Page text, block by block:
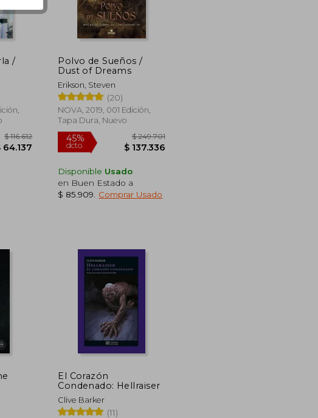
$ 249.701
$ 137.336
45%
dcto.
/
Polvo de Sueños /
Dust of Dreams
Erikson, Steven
(20)
NOVA, 2019, 001 Edición,
Tapa Dura, Nuevo
45%
dcto.
Disponible Usado
en Buen Estado a
$ 85.909
Comprar Usado
El Corazón
Condenado: Hellraiser
Clive Barker
(11)